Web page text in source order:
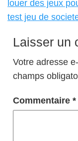
louer des jeux
test jeu de
Laisser un
Votre adresse
champs
Commentaire *